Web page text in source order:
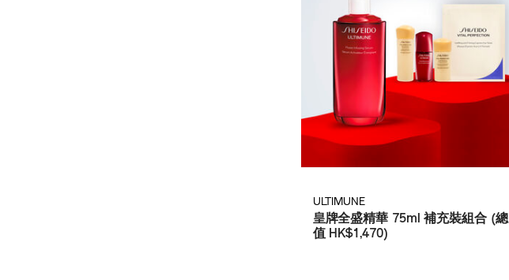
ULTIMUNE
皇牌全盛精華 75ml 補充裝組合 (總
值 HK$1,470)